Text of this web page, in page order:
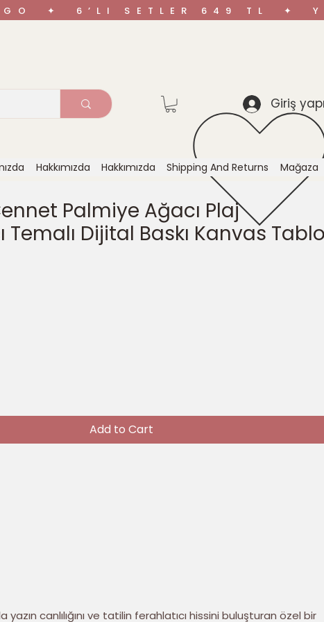
✦ 6’LI SETLER 649 TL ✦
Giriş
Hakkımızda Hakkımızda Shipping And Returns Mağaza
Palmiye Ağacı Plaj
Temalı Dijital Baskı Kanvas
Add to Cart
yazın canlılığını ve tatilin ferahlatıcı hissini buluşturan özel bir